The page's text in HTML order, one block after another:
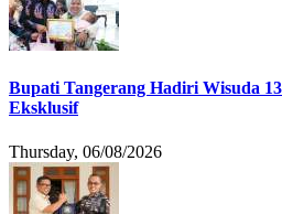
Bupati Tangerang Hadiri Wisuda
Eksklusif
Thursday, 06/08/2026